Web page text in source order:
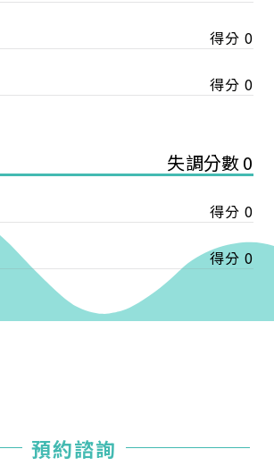
得分 0
得分 0
失調分數 0
得分 0
得分 0
預約諮詢
元，於會員入會時繳納；常年會
元，於會員入會時繳納；常年會
台灣自律神經健康培訓暨發展協會
2
世華 南京東路分行